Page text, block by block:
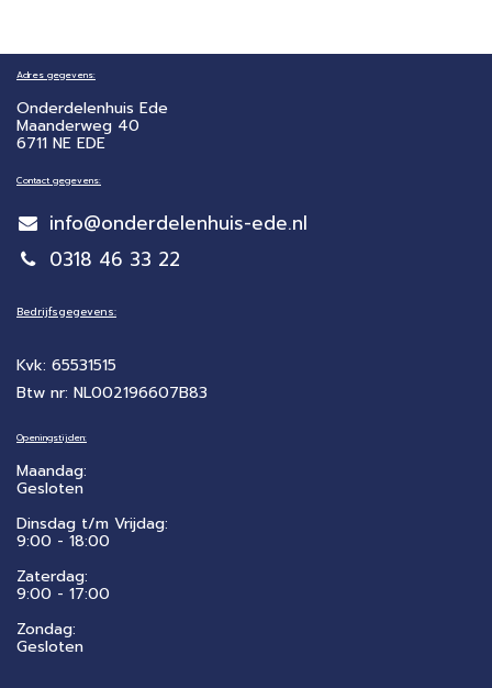
Adres gegevens:
Onderdelenhuis Ede
Maanderweg 40
6711 NE EDE
Contact gegevens:
info@onderdelenhuis-ede.nl
0318 46 33 22
Bedrijfsgegevens:
Kvk: 65531515
Btw nr: NL002196607B83
Openingstijden:
Maandag:
Gesloten
Dinsdag t/m Vrijdag:
9:00 - 18:00
Zaterdag:
​9:00 - 17:00
Zondag:
Gesloten